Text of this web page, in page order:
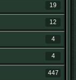
19
12
4
4
447